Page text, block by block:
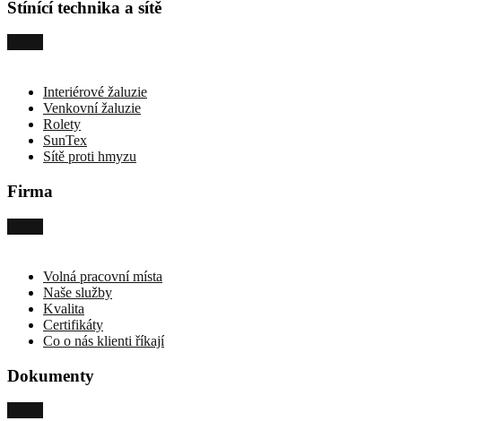
Stínící technika a sítě
Interiérové žaluzie
Venkovní žaluzie
Rolety
SunTex
Sítě proti hmyzu
Firma
Volná pracovní místa
Naše služby
Kvalita
Certifikáty
Co o nás klienti říkají
Dokumenty